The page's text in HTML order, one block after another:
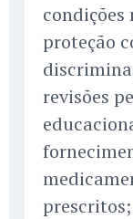
condições
proteção
revisões